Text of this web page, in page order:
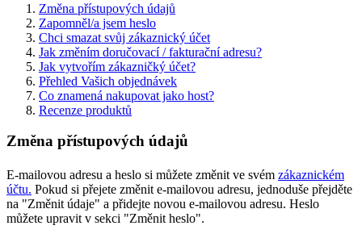
Změna přístupových údajů
Zapomněl/a jsem heslo
Chci smazat svůj zákaznický účet
Jak změním doručovací / fakturační adresu?
Jak vytvořím zákazničký účet?
Přehled Vašich objednávek
Co znamená nakupovat jako host?
Recenze produktů
Změna přístupových údajů
E-mailovou adresu a heslo si můžete změnit ve svém zákaznickém
účtu. Pokud si přejete změnit e-mailovou adresu, jednoduše přejděte
na "Změnit údaje" a přidejte novou e-mailovou adresu. Heslo
můžete upravit v sekci "Změnit heslo".